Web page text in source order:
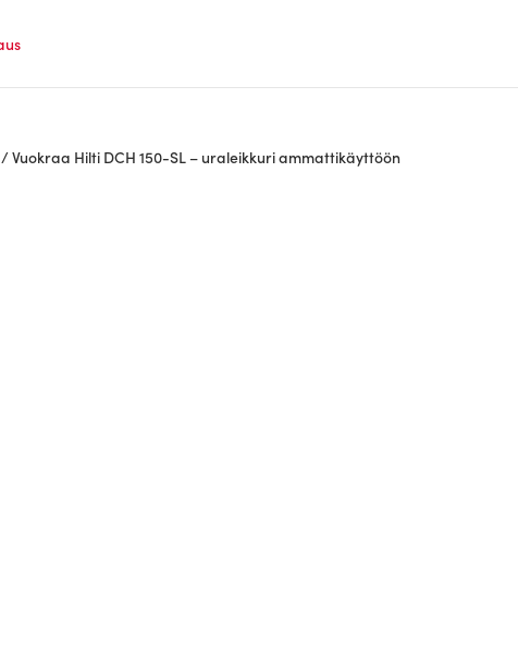
/ Vuokraa Hilti DCH 150-SL – uraleikkuri ammattikäyttöön